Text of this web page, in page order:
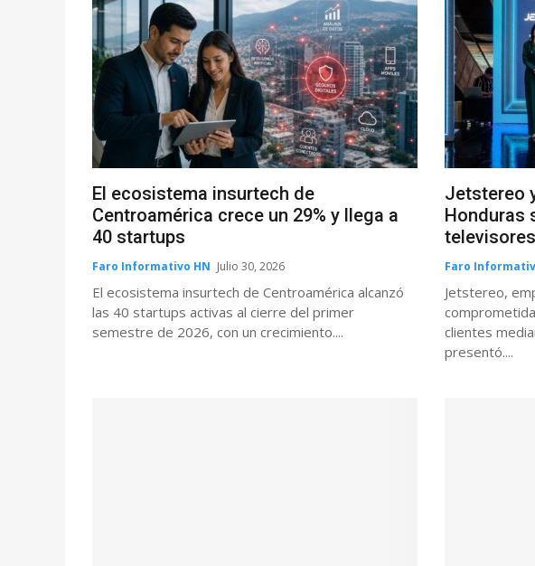
El ecosistema insurtech de
Centroamérica crece un 29% y llega a
40 startups
Faro Informativo HN Julio 30, 2026
El ecosistema insurtech de Centroamérica alcanzó
las 40 startups activas al cierre del primer
semestre de 2026, con un crecimiento....
Jetstereo
Honduras
Faro
Jetstereo,
clientes
presentó....